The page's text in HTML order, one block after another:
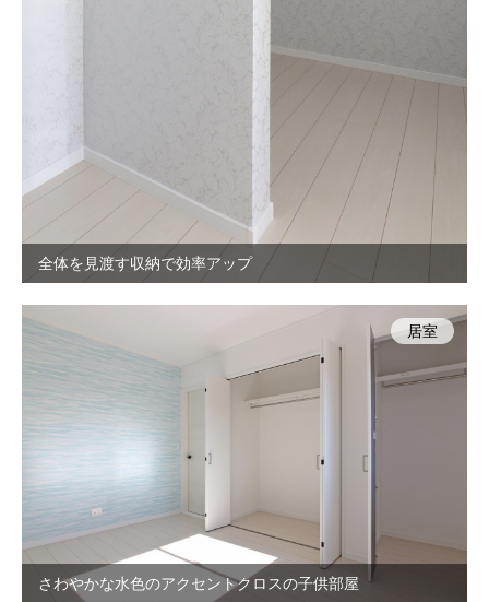
全体を見渡す収納で効率アップ
さわやかな水色のアクセントクロスの子供部屋
居室